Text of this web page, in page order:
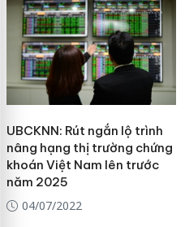
UBCKNN: Rút ngắn lộ trình
nâng hạng thị trường chứng
khoán Việt Nam lên trước
năm 2025
04/07/2022